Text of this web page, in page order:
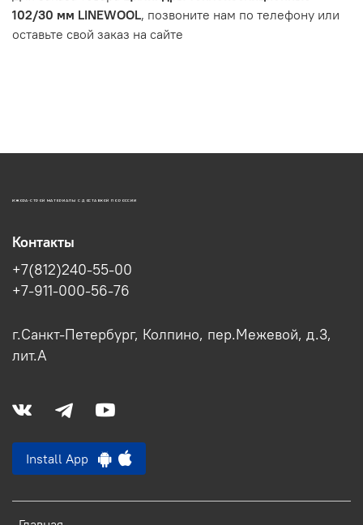
102/30 мм LINEWOOL, позвоните нам по телефону или
оставьте свой заказ на сайте
ИЖОРА-СТРОЙ МАТЕРИАЛЫ С ДОСТАВКОЙ ПО РОССИИ
Контакты
+7(812)240-55-00
+7-911-000-56-76
г.Санкт-Петербург, Колпино, пер.Межевой, д.3,
лит.А
Install App